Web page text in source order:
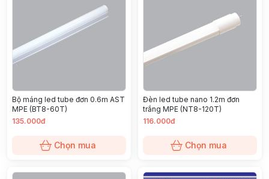
Bộ máng led tube đơn 0.6m AST
MPE (BT8-60T)
135.000đ
Chọn mua
Đèn led tube nano 1.2m đơn
trắng MPE (NT8-120T)
116.000đ
Chọn mua